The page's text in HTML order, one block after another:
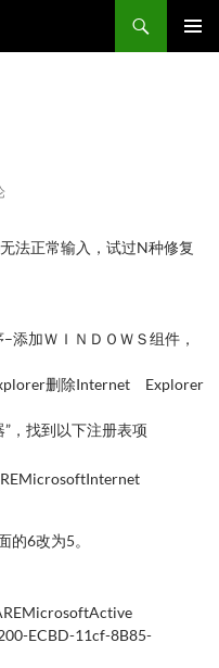
法正常输入，试过N种修复
添加ＷＩＮＤＯＷＳ组件，
删除Internet Explorer
，找到以下注册表项
的6改为5。
ECBD-11cf-8B85-